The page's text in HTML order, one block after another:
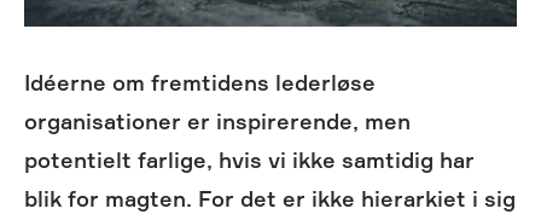
Idéerne om fremtidens lederløse
organisationer er inspirerende, men
potentielt farlige, hvis vi ikke samtidig har
blik for magten. For det er ikke hierarkiet i sig